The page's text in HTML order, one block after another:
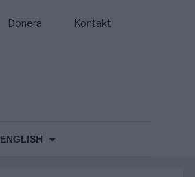
Donera Kontakt
ENGLISH